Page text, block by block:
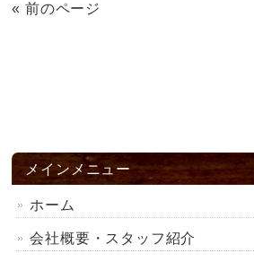
« 前のページ
メインメニュー
ホーム
会社概要・スタッフ紹介